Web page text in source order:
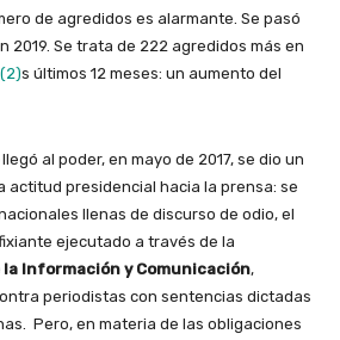
de agredidos es alarmante. Se pasó
2019. Se trata de 222 agredidos más en
s últimos 12 meses: un aumento del
llegó al poder, en mayo de 2017, se dio un
actitud presidencial hacia la prensa: se
llenas de discurso de odio, el
ejecutado a través de la
Información y Comunicación,
periodistas con sentencias dictadas
Pero, en materia de las obligaciones